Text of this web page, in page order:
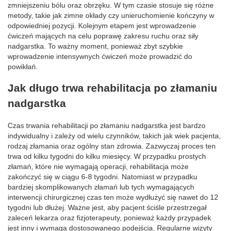
zmniejszeniu bólu oraz obrzęku. W tym czasie stosuje się różne
metody, takie jak zimne okłady czy unieruchomienie kończyny w
odpowiedniej pozycji. Kolejnym etapem jest wprowadzenie
ćwiczeń mających na celu poprawę zakresu ruchu oraz siły
nadgarstka. To ważny moment, ponieważ zbyt szybkie
wprowadzenie intensywnych ćwiczeń może prowadzić do
powikłań.
Jak długo trwa rehabilitacja po złamaniu
nadgarstka
Czas trwania rehabilitacji po złamaniu nadgarstka jest bardzo
indywidualny i zależy od wielu czynników, takich jak wiek pacjenta,
rodzaj złamania oraz ogólny stan zdrowia. Zazwyczaj proces ten
trwa od kilku tygodni do kilku miesięcy. W przypadku prostych
złamań, które nie wymagają operacji, rehabilitacja może
zakończyć się w ciągu 6-8 tygodni. Natomiast w przypadku
bardziej skomplikowanych złamań lub tych wymagających
interwencji chirurgicznej czas ten może wydłużyć się nawet do 12
tygodni lub dłużej. Ważne jest, aby pacjent ściśle przestrzegał
zaleceń lekarza oraz fizjoterapeuty, ponieważ każdy przypadek
jest inny i wymaga dostosowanego podejścia. Regularne wizyty